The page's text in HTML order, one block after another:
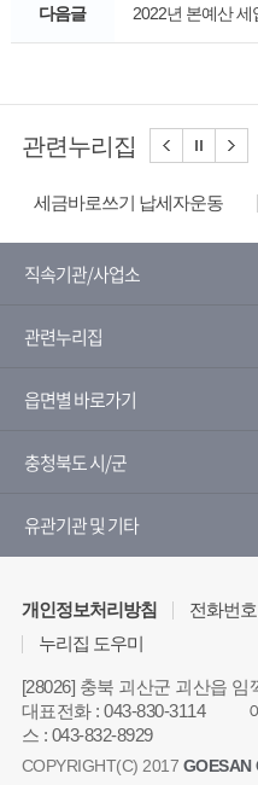
다음글 2022년 본예산 세
관련누리집
세금바로쓰기 납세자운동
직속기관/사업소
관련누리집
읍면별 바로가기
충청북도 시/군
유관기관 및 기타
개인정보처리방침 전화번
누리집 도우미
[28026] 충북 괴산군 괴산읍 임
대표전화:043-830-3114
스 : 043-832-8929
COPYRIGHT(C) 2017 GOESAN